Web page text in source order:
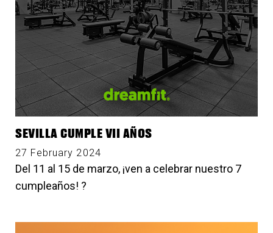
SEVILLA CUMPLE VII AÑOS
27 February 2024
Del 11 al 15 de marzo, ¡ven a celebrar nuestro 7
cumpleaños! ?